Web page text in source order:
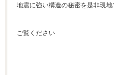
地震に強い構造の秘密を是非現地
ご覧ください